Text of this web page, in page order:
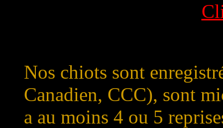
Nos chiots sont
Canadien, CCC), sont
a au moins 4 ou 5